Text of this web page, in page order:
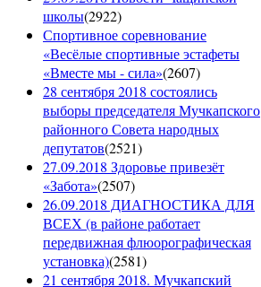
школы(2922)
Спортивное соревнование
«Весёлые спортивные эстафеты
«Вместе мы - сила»(2607)
28 сентября 2018 состоялись
выборы председателя Мучкапского
районного Совета народных
депутатов(2521)
27.09.2018 Здоровье привезёт
«Забота»(2507)
26.09.2018 ДИАГНОСТИКА ДЛЯ
ВСЕХ (в районе работает
передвижная флюорографическая
установка)(2581)
21 сентября 2018. Мучкапский